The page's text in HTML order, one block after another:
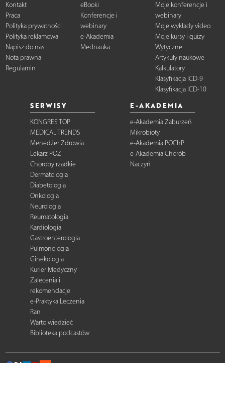
Kontakt
Praca
Polityka prywatności
Polityka reklamowa
Napisz do nas
Nota prawna
Regulamin
eBooki
Konferencje i
webinary
e-Akademia
Mednauka
Moje konferencje i
webinary
Moje wykłady video
Moje kursy i quizy
Wytyczne
Artykuły naukowe
Kalkulatory
Klasyfikacja ICD-9
Klasyfikacja ICD-10
SERWISY
KONGRES TOP
MEDICAL TRENDS
Menedżer Zdrowia
Lekarz POZ
Choroby rzadkie
Dermatologia
Diabetologia
Onkologia
Neurologia
Reumatologia
Kardiologia
Gastroenterologia
Pulmonologia
Ginekologia
Kurier Medyczny
Zalecenia i
rekomendacje
e-Praktyka Leczenia
Ran
Warto wiedzieć
Biblioteka podcastów
E-AKADEMIA
e-Akademia Zaburzeń
Mikrobioty
e-Akademia POChP
e-Akademia Chorób
Naczyń